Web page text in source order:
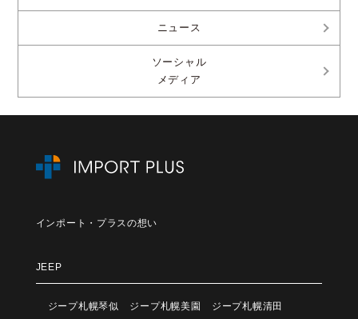
ニュース
ソーシャル
メディア
インポート・プラスの想い
JEEP
ジープ札幌琴似 ジープ札幌美園
ジープ札幌清田